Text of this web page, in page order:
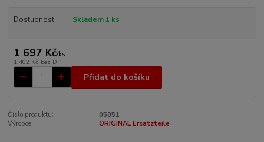
Dostupnost Skladem 1 ks
1 697 Kč/ks
1 402 Kč bez DPH
Přidat do košíku
Číslo produktu:
05851
Výrobce:
ORIGINAL Ersatzteile